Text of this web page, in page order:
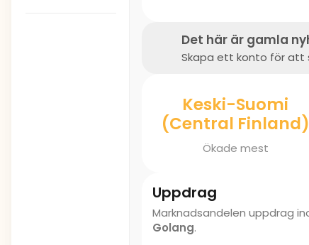
Det här är gamla
Skapa ett konto för att
Keski-Suomi
(Central Finland)
Ökade mest
Uppdrag
Marknadsandelen uppdrag
Golang.